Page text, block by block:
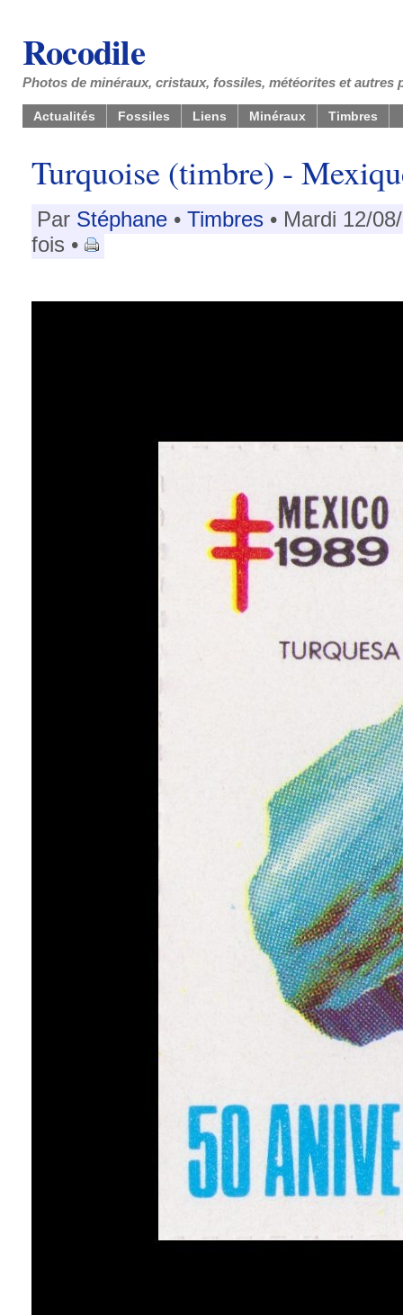
Rocodile
Photos de minéraux, cristaux, fossiles, météorites et
Actualités Fossiles Liens Minéraux Timbres
Turquoise (timbre) -
Par Stéphane • Timbres • Mardi 12/
fois •